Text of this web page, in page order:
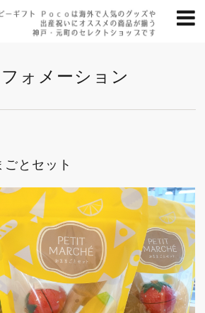
ォメーション
とセット